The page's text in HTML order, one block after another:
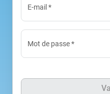
E-mail *
Mot de passe*